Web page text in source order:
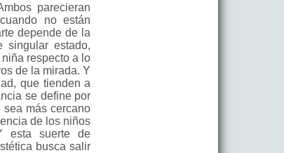
parecieran
no están
depende de la
estado,
respecto a lo
de la mirada. Y
que tienden a
se define por
sea más cercano
de los niños
esta suerte de
busca salir